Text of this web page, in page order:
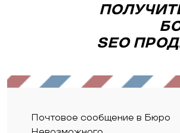
SEO
Почтовое сообщение в Бюро